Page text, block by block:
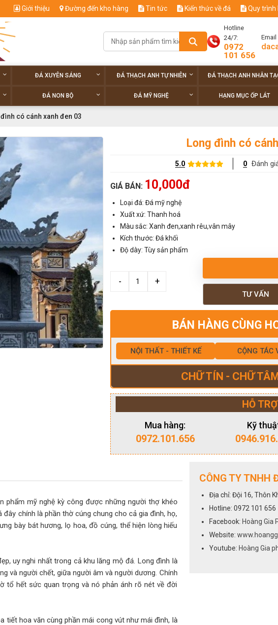
Giới thiệu Đường đến kho hàng Tin tức Kiến thức về đá Quy trình
Hotline
24/7:
0972
101 656
Email
ĐÁ XUYÊN SÁNG ĐÁ THẠCH ANH TỰ NHIÊN ĐÁ THẠCH ANH NHÂN
ĐÁ NON BỘ ĐÁ MỸ NGHỆ HẠNG MỤC ỐP LÁT
có cánh xanh đen 03
Long đình có
5.0 0 Đánh
GIÁ BÁN: 10,000đ
Loại đá: Đá mỹ nghệ
Xuất xứ: Thanh hoá
Màu sắc: Xanh đen,xanh rêu,vân mây
Kích thước: Đá khối
Độ dày: Tùy sản phẩm
TƯ VẤN
BÁN HÀNG CÙNG
NỘI THẤT - THIẾT KẾ CỘNG TÁC
CHỮ TÍN - CHỮ
HỖ TRỢ
Mua hàng:
0972.101.656
Kỹ
phẩm mỹ nghệ kỳ công được những người thợ khéo
chính là phần thờ cúng chung cho cả gia đình, họ,
bày bát hương, lọ hoa, đồ cúng, thể hiện lòng hiếu
uy nghi nhất trong cả khu lăng mộ đá. Long đình là
và người chết, giữa người âm và người dương. Chính
tổ hết sức quan trọng và nó phản ánh rõ nét về đời
tiết hoa văn cùng phần mái cong vút như mái đình, là
CÔNG TY TNHH
Địa chỉ: Đội 16, Thôn
Hotline: 0972 101 656
Facebook: Hoàng Gia
Website:
Youtube: Hoàng Gia